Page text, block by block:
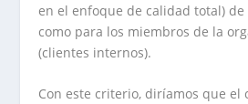
en el enfoque de calidad total)
como para los miembros de la
(clientes internos).
Con este criterio, diríamos que el